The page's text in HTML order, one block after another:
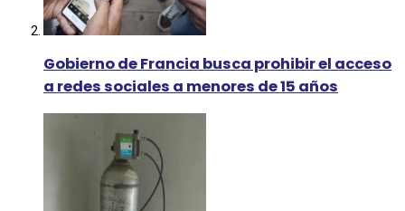
Gobierno de Francia busca prohibir el acceso
a redes sociales a menores de 15 años